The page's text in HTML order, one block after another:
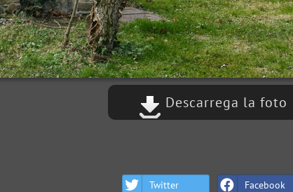
Descarrega la foto
Twitter Facebook